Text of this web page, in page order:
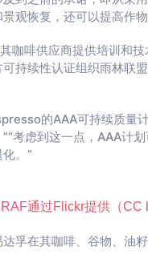
观恢复，还可以提高作物
啡供应商提供培训和
持续性认证组织雨林联
的AAA可持续质量
考虑到这一点，AAA计
。”
通过Flickr提供（CC
孚在其咖啡、谷物、油